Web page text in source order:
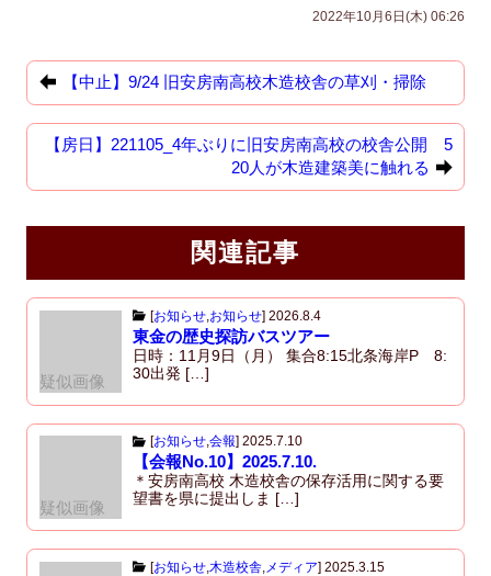
e
b
o
o
d
o
2022年10月6日(木) 06:26
【中止】9/24 旧安房南高校木造校舎の草刈・掃除
【房日】221105_4年ぶりに旧安房南高校の校舎公開 5
20人が木造建築美に触れる
関連記事
疑似画像
[お知らせ,お知らせ] 2026.8.4
東金の歴史探訪バスツアー
日時：11月9日（月） 集合8:15北条海岸P 8:
30出発 […]
疑似画像
[お知らせ,会報] 2025.7.10
【会報No.10】2025.7.10.
＊安房南高校 木造校舎の保存活用に関する要
望書を県に提出しま […]
[お知らせ 木造校舎 メディア] 2025.3.15